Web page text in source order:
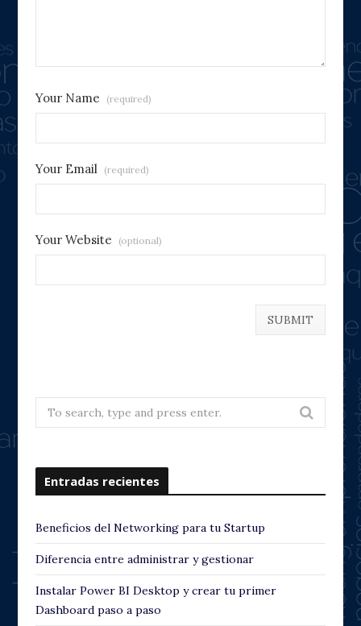
Your Name (required)
Your Email (required)
Your Website (optional)
Search
for:
Entradas recientes
Beneficios del Networking para tu Startup
Diferencia entre administrar y gestionar
Instalar Power BI Desktop y crear tu primer
Dashboard paso a paso